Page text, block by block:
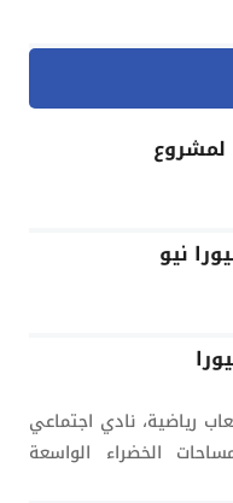
نيو
رياضية، نادي اجتماعي
الخضراء الواسعة